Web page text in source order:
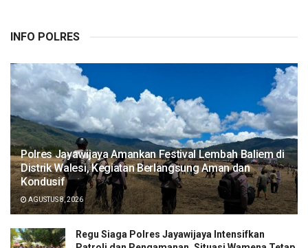
INFO POLRES
Polres Jayawijaya Amankan Festival Lembah Baliem di
Distrik Walesi, Kegiatan Berlangsung Aman dan
Kondusif
AGUSTUS 8, 2026
Regu Siaga Polres Jayawijaya Intensifkan